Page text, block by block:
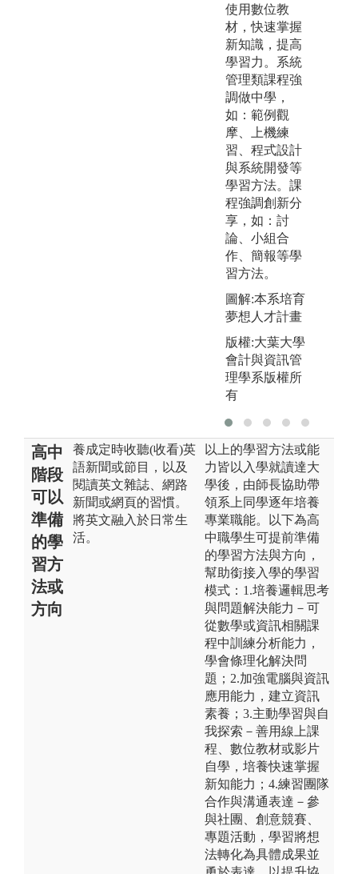
使用數位教
材，快速掌握
新知識，提高
學習力。系統
管理類課程強
調做中學，
如：範例觀
摩、上機練
習、程式設計
與系統開發等
學習方法。課
程強調創新分
享，如：討
論、小組合
作、簡報等學
習方法。
圖解:本系培育
夢想人才計畫
版權:大葉大學
會計與資訊管
理學系版權所
有
高中
階段
可以
準備
的學
習方
法或
方向
養成定時收聽(收看)英
語新聞或節目，以及
閱讀英文雜誌、網路
新聞或網頁的習慣。
將英文融入於日常生
活。
以上的學習方法或能
力皆以入學就讀達大
學後，由師長協助帶
領系上同學逐年培養
專業職能。以下為高
中職學生可提前準備
的學習方法與方向，
幫助銜接入學的學習
模式：1.培養邏輯思考
與問題解決能力－可
從數學或資訊相關課
程中訓練分析能力，
學會條理化解決問
題；2.加強電腦與資訊
應用能力，建立資訊
素養；3.主動學習與自
我探索－善用線上課
程、數位教材或影片
自學，培養快速掌握
新知能力；4.練習團隊
合作與溝通表達－參
與社團、創意競賽、
專題活動，學習將想
法轉化為具體成果並